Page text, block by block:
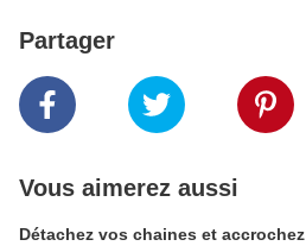
Partager
Vous aimerez aussi
Détachez vos chaines et accrochez